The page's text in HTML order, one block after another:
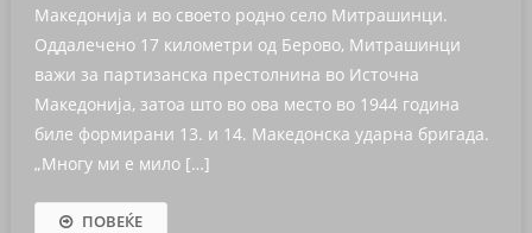
Македонија и во своето родно село Митрашинци.
Оддалечено 17 километри од Берово, Митрашинци
важи за партизанска престолнина во Источна
Македонија, затоа што во ова место во 1944 година
биле формирани 13. и 14. Македонска ударна бригада.
„Многу ми е мило […]
ПОВЕЌЕ